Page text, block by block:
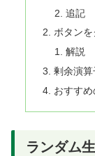
追記
ボタン
解説
剰余演算
おすす
ランダム